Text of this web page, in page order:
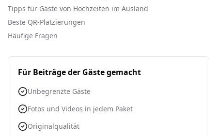
Tipps für Gäste von Hochzeiten im Ausland
Beste QR-Platzierungen
Häufige Fragen
Für Beiträge der Gäste gemacht
Unbegrenzte Gäste
Fotos und Videos in jedem Paket
Originalqualität